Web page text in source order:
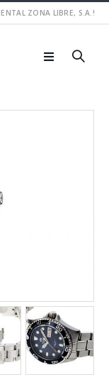
ZONA LIBRE, S.A.!